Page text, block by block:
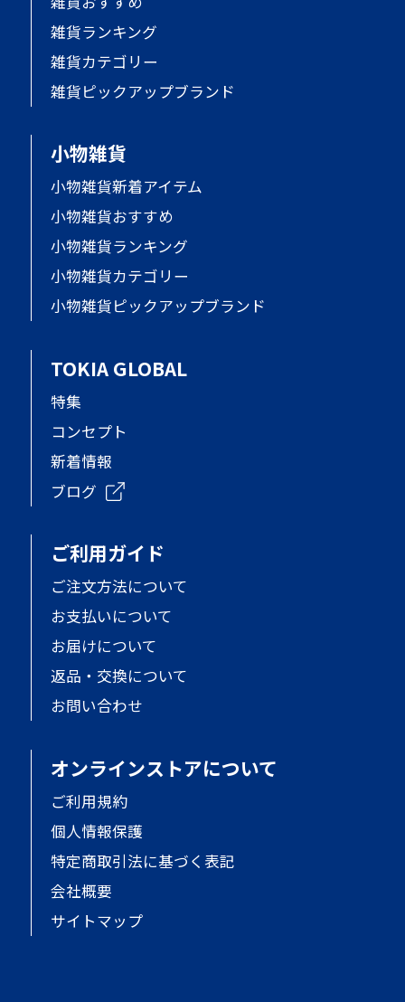
雑貨ランキング
雑貨カテゴリー
雑貨ピックアップブランド
小物雑貨
小物雑貨新着アイテム
小物雑貨おすすめ
小物雑貨ランキング
小物雑貨カテゴリー
小物雑貨ピックアップブランド
TOKIA GLOBAL
特集
コンセプト
新着情報
ブログ
ご利用ガイド
ご注文方法について
お支払いについて
お届けについて
返品・交換について
お問い合わせ
オンラインストアについて
ご利用規約
個人情報保護
特定商取引法に基づく表記
会社概要
サイトマップ